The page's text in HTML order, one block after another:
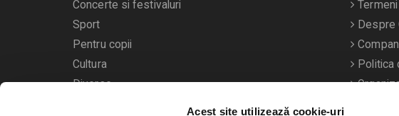
Acest site utilizează cookie-uri
Concerte si festivaluri
Sport
Pentru copii
Cultura
Diverse
Calendarul evenimentelor
Despre
Politica